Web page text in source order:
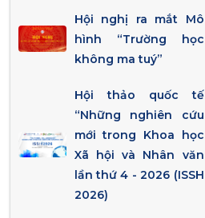
Hội nghị ra mắt Mô
hình “Trường học
không ma tuý”
Hội thảo quốc tế
“Những nghiên cứu
mới trong Khoa học
Xã hội và Nhân văn
lần thứ 4 - 2026 (ISSH
2026)